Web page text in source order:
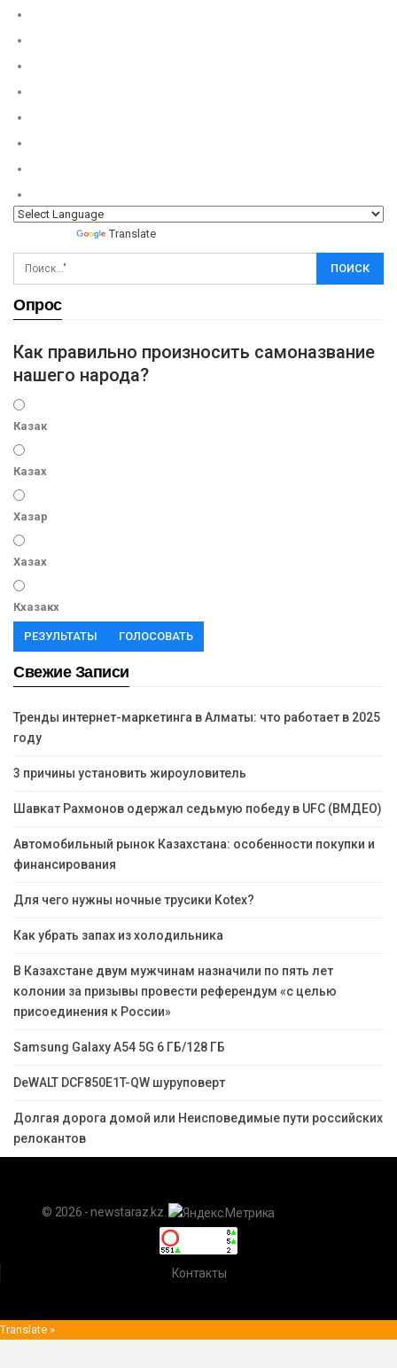
Translate
Опрос
Как правильно произносить самоназвание
нашего народа?
Казак
Казах
Хазар
Хазах
Кхазакх
РЕЗУЛЬТАТЫ ГОЛОСОВАТЬ
Свежие Записи
Тренды интернет-маркетинга в Алматы: что работает в 2025
году
3 причины установить жироуловитель
Шавкат Рахмонов одержал седьмую победу в UFC (ВМДЕО)
Автомобильный рынок Казахстана: особенности покупки и
финансирования
Для чего нужны ночные трусики Kotex?
Как убрать запах из холодильника
В Казахстане двум мужчинам назначили по пять лет
колонии за призывы провести референдум «с целью
присоединения к России»
Samsung Galaxy A54 5G 6 ГБ/128 ГБ
DeWALT DCF850E1T-QW шуруповерт
Долгая дорога домой или Неисповедимые пути российских
релокантов
© 2026 - newstaraz.kz.
Контакты
Translate »